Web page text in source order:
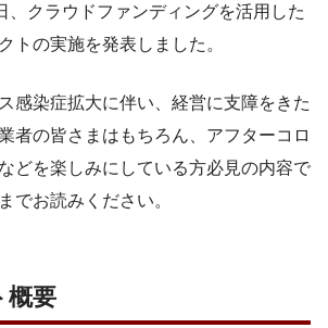
、クラウドファンディングを活用した
トの実施を発表しました。
感染症拡大に伴い、経営に支障をきた
者の皆さまはもちろん、アフターコロ
どを楽しみにしている方必見の内容で
でお読みください。
概要